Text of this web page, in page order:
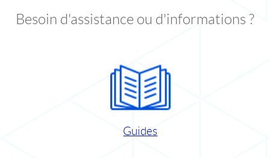
Besoin d'assistance ou d'informations ?
Guides